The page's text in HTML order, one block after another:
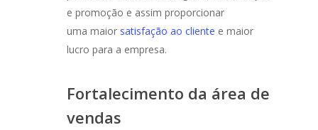
e promoção e assim proporcionar
uma maior satisfação ao cliente e maior
lucro para a empresa.
Fortalecimento da área de
vendas